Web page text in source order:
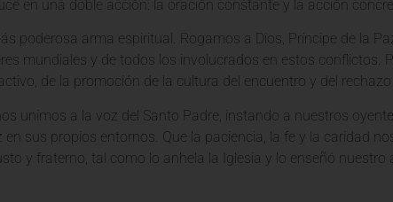
en una doble acción: la oración constante y la acción
poderosa arma espiritual. Rogamos a Dios, Príncipe de la
mundiales y de todos los involucrados en estos conflictos.
de la promoción de la cultura del encuentro y del rechazo
unimos a la voz del Santo Padre, instando a nuestros
en sus propios entornos. Que la paciencia, la fe y la caridad
y fraterno, tal como lo anhela la Iglesia y lo enseñó nuestro